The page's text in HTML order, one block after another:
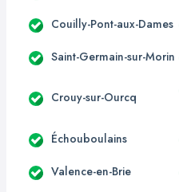
Couilly-Pont-aux-Dames
Saint-Germain-sur-Morin
Crouy-sur-Ourcq
Échouboulains
Valence-en-Brie